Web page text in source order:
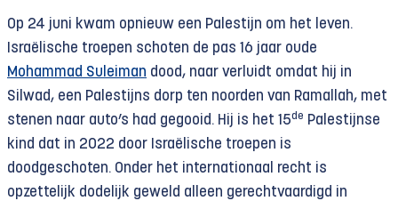
Op 24 juni kwam opnieuw een Palestijn om het leven.
Israëlische troepen schoten de pas 16 jaar oude
Mohammad Suleiman dood, naar verluidt omdat hij in
Silwad, een Palestijns dorp ten noorden van Ramallah, met
stenen naar auto’s had gegooid. Hij is het 15de Palestijnse
kind dat in 2022 door Israëlische troepen is
doodgeschoten. Onder het internationaal recht is
opzettelijk dodelijk geweld alleen gerechtvaardigd in